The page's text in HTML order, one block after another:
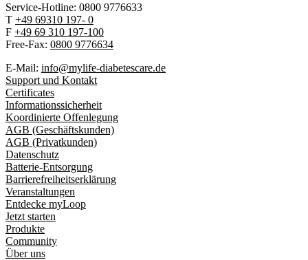
Service-Hotline: 0800 9776633
T +49 69310 197- 0
F +49 69 310 197-100
Free-Fax: 0800 9776634
E-Mail: info@mylife-diabetescare.de
Support und Kontakt
Certificates
Informationssicherheit
Koordinierte Offenlegung
AGB (Geschäftskunden)
AGB (Privatkunden)
Datenschutz
Batterie-Entsorgung
Barrierefreiheitserklärung
Veranstaltungen
Entdecke myLoop
Jetzt starten
Produkte
Community
Über uns